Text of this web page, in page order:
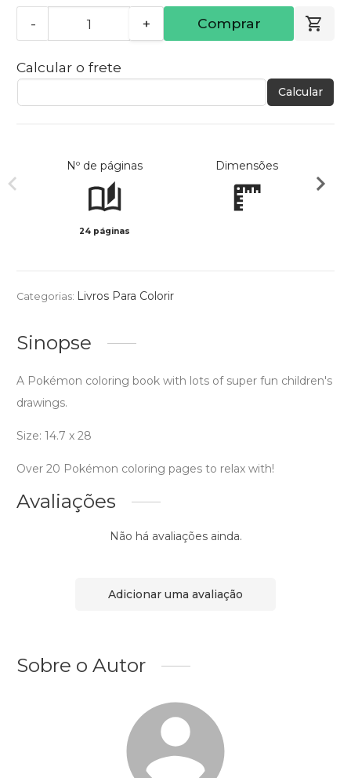
- + Comprar
Calcular o frete
Calcular
Nº de páginas
24 páginas
Dimensões
Categorias: Livros Para Colorir
Sinopse
A Pokémon coloring book with lots of super fun children's
drawings.
Size: 14.7 x 28
Over 20 Pokémon coloring pages to relax with!
Avaliações
Não há avaliações ainda.
Adicionar uma avaliação
Sobre o Autor